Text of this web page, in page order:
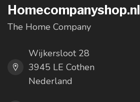
Homecompanyshop.nl
The Home Company
Wijkersloot 28
3945 LE Cothen
Nederland